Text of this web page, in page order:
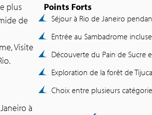
plus
de
Visite
à
Points Forts
Séjour à Rio de Janeiro
Entrée au Sambadrome
Découverte du Pain de Sucre
Exploration de la forêt de
Choix entre plusieurs